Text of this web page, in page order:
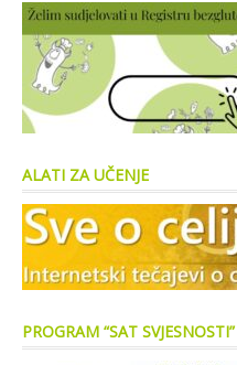
ALATI ZA UČENJE
PROGRAM “SAT SVJESNOSTI”